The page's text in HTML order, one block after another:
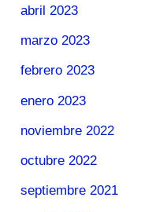
abril 2023
marzo 2023
febrero 2023
enero 2023
noviembre 2022
octubre 2022
septiembre 2021